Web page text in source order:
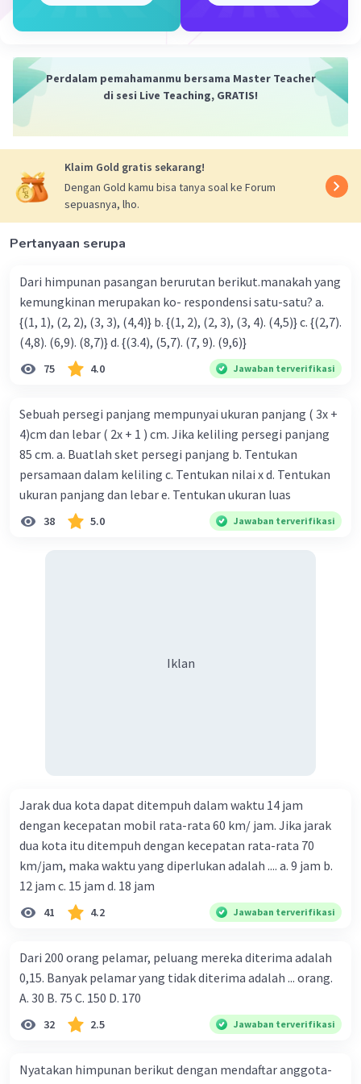
formula umum persamaan garis y = mx + c dan
memasukkan gradien (-1/2) dan titik (-2, 3) ke dalamnya
3 = (-1/2)(-2) + c
c = 3 - 1
c = 2
Jadi, persamaan garis yang sejajar dengan 4y + 2x = 4
dan melalui titik (-2, 3) adalah:
Ini adalah persamaan garis yang sejajar dengan garis
awal dan melalui titik (-2, 3).
Beri Rating·0.0( 0) Balas
Iklan
Perdalam pemahamanmu bersama Master Teacher
di sesi Live Teaching, GRATIS!
Klaim Gold gratis sekarang!
Dengan Gold kamu bisa tanya soal ke Forum
sepuasnya, lho.
Pertanyaan serupa
Dari himpunan pasangan berurutan berikut.manakah yang
kemungkinan merupakan ko- respondensi satu-satu? a.
{(1, 1), (2, 2), (3, 3), (4,4)} b. {(1, 2), (2, 3), (3, 4). (4,5)} c. {(2,7).
(4,8). (6,9). (8,7)} d. {(3.4), (5,7). (7, 9). (9,6)}
75 4.0 Jawaban terverifikasi
Sebuah persegi panjang mempunyai ukuran panjang ( 3x +
4)cm dan lebar ( 2x + 1 ) cm. Jika keliling persegi panjang
85 cm. a. Buatlah sket persegi panjang b. Tentukan
persamaan dalam keliling c. Tentukan nilai x d. Tentukan
ukuran panjang dan lebar e. Tentukan ukuran luas
38 5.0 Jawaban terverifikasi
Iklan
Jarak dua kota dapat ditempuh dalam waktu 14 jam
dengan kecepatan mobil rata-rata 60 km/ jam. Jika jarak
dua kota itu ditempuh dengan kecepatan rata-rata 70
km/jam, maka waktu yang diperlukan adalah .... a. 9 jam b.
12 jam c. 15 jam d. 18 jam
41 4.2 Jawaban terverifikasi
Dari 200 orang pelamar, peluang mereka diterima adalah
0,15. Banyak pelamar yang tidak diterima adalah ... orang.
A. 30 B. 75 C. 150 D. 170
32 2.5 Jawaban terverifikasi
Nyatakan himpunan berikut dengan mendaftar anggota-